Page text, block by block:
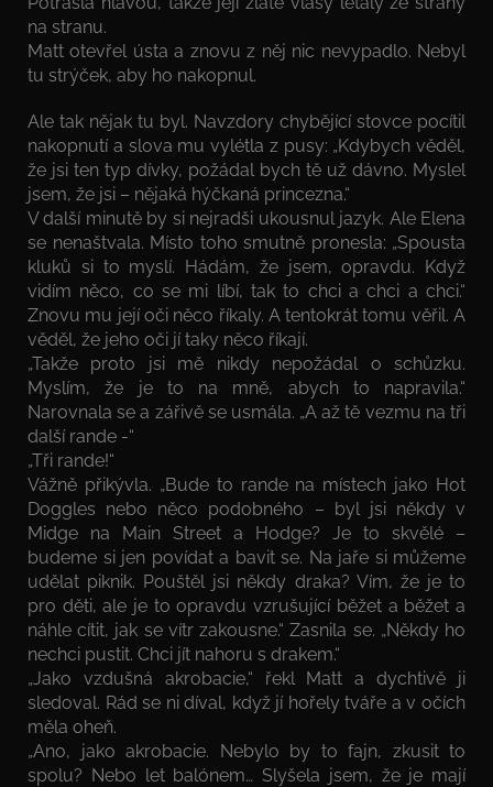
na stranu.
Matt otevřel ústa a znovu z něj nic nevypadlo. Nebyl
tu strýček, aby ho nakopnul.
Ale tak nějak tu byl. Navzdory chybějící stovce pocítil
nakopnutí a slova mu vylétla z pusy: „Kdybych věděl,
že jsi ten typ dívky, požádal bych tě už dávno. Myslel
jsem, že jsi – nějaká hýčkaná princezna.“
V další minutě by si nejradši ukousnul jazyk. Ale Elena
se nenaštvala. Místo toho smutně pronesla: „Spousta
kluků si to myslí. Hádám, že jsem, opravdu. Když
vidím něco, co se mi líbí, tak to chci a chci a chci.“
Znovu mu její oči něco říkaly. A tentokrát tomu věřil. A
věděl, že jeho oči jí taky něco říkají.
„Takže proto jsi mě nikdy nepožádal o schůzku.
Myslím, že je to na mně, abych to napravila.“
Narovnala se a zářivě se usmála. „A až tě vezmu na tři
další rande -“
„Tři rande!“
Vážně přikývla. „Bude to rande na místech jako Hot
Doggles nebo něco podobného – byl jsi někdy v
Midge na Main Street a Hodge? Je to skvělé –
budeme si jen povídat a bavit se. Na jaře si můžeme
udělat piknik. Pouštěl jsi někdy draka? Vím, že je to
pro děti, ale je to opravdu vzrušující běžet a běžet a
náhle cítit, jak se vítr zakousne.“ Zasnila se. „Někdy ho
nechci pustit. Chci jít nahoru s drakem.“
„Jako vzdušná akrobacie,“ řekl Matt a dychtivě ji
sledoval. Rád se ni díval, když jí hořely tváře a v očích
měla oheň.
„Ano, jako akrobacie. Nebylo by to fajn, zkusit to
spolu? Nebo let balónem… Slyšela jsem, že je mají